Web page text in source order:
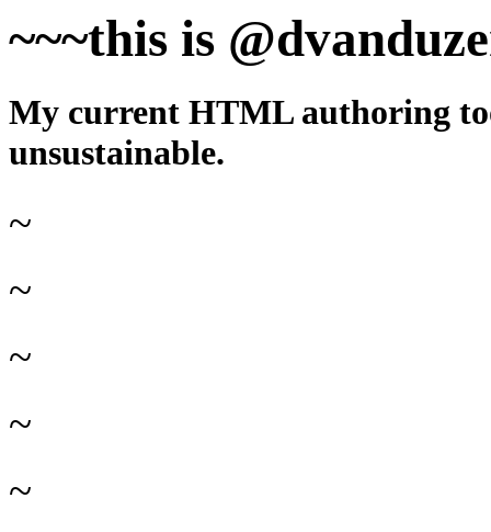
~~~this is
My current HTML authoring
unsustainable.
~
~
~
~
~